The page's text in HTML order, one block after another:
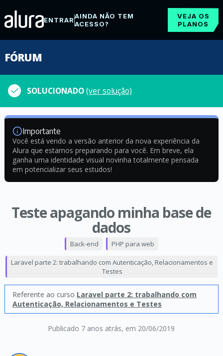
ENTRARAINDA NÃO TEM
ACESSO?
VEJA OS
PLANOS
FÓRUM
SOLUCIONADO(ver solução)
Importante
Você está vendo a versão anterior da nova experiência da
Alura que estamos preparando para você. Em breve, ela
ganha uma identidade visual novinha totalmente pensada
em potencializar seus estudos!
Teste apagando minha base de
dados
Publicado 7 anos atrás, em 20/06/2019
Back-end PHP para web
Laravel parte 2: trabalhando com Autenticação, Relacionamentos e
Testes
Referente ao curso Laravel parte 2: trabalhando com
Autenticação, Relacionamentos e Testes